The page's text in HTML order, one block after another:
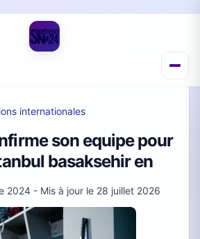
internationales
son equipe pour
basaksehir en
2024 - Mis à jour le 28 juillet 2026